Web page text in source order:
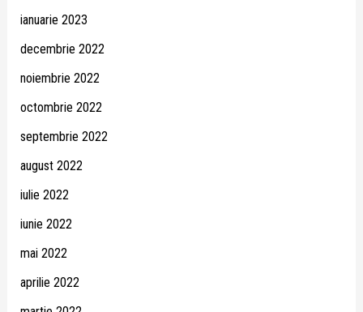
ianuarie 2023
decembrie 2022
noiembrie 2022
octombrie 2022
septembrie 2022
august 2022
iulie 2022
iunie 2022
mai 2022
aprilie 2022